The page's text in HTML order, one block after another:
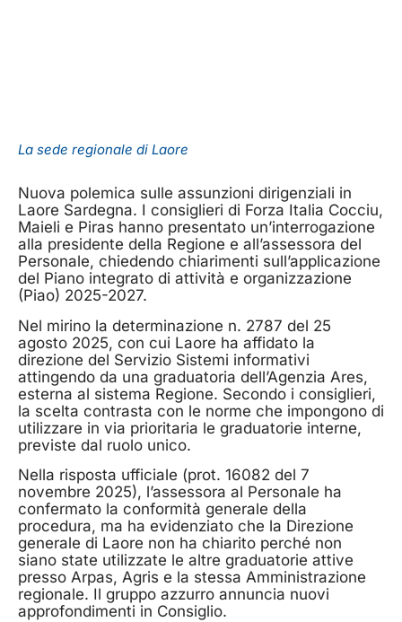
La sede regionale di Laore
Nuova polemica sulle assunzioni dirigenziali in
Laore Sardegna. I consiglieri di Forza Italia Cocciu,
Maieli e Piras hanno presentato un’interrogazione
alla presidente della Regione e all’assessora del
Personale, chiedendo chiarimenti sull’applicazione
del Piano integrato di attività e organizzazione
(Piao) 2025-2027.
Nel mirino la determinazione n. 2787 del 25
agosto 2025, con cui Laore ha affidato la
direzione del Servizio Sistemi informativi
attingendo da una graduatoria dell’Agenzia Ares,
esterna al sistema Regione. Secondo i consiglieri,
la scelta contrasta con le norme che impongono di
utilizzare in via prioritaria le graduatorie interne,
previste dal ruolo unico.
Nella risposta ufficiale (prot. 16082 del 7
novembre 2025), l’assessora al Personale ha
confermato la conformità generale della
procedura, ma ha evidenziato che la Direzione
generale di Laore non ha chiarito perché non
siano state utilizzate le altre graduatorie attive
presso Arpas, Agris e la stessa Amministrazione
regionale. Il gruppo azzurro annuncia nuovi
approfondimenti in Consiglio.